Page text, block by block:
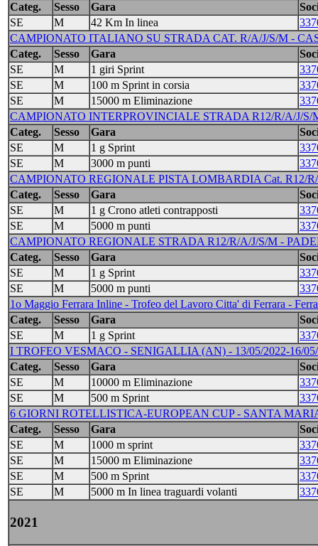
Categ.
Sesso Gara
SE
M 42 Km In linea
CAMPIONATO ITALIANO SU STRADA CAT. R/A/J/S/M -
Categ.
Sesso Gara
SE
M 1 giri Sprint
SE
M 100 m Sprint in corsia
SE
M 15000 m Eliminazione
CAMPIONATO INTERPROVINCIALE STRADA R12/R/A/J/S/
Categ.
Sesso Gara
SE
M 1 g Sprint
SE
M 3000 m punti
CAMPIONATO REGIONALE PISTA LOMBARDIA Cat. R12/
Categ.
Sesso Gara
SE
M 1 g Crono atleti contrapposti
SE
M 5000 m punti
CAMPIONATO REGIONALE STRADA R12/R/A/J/S/M -
Categ.
Sesso Gara
SE
M 1 g Sprint
SE
M 5000 m punti
1o Maggio Ferrara Inline - Trofeo del Lavoro Citta' di Ferrara -
Categ.
Sesso Gara
SE
M 1 g Sprint
I TROFEO VESMACO - SENIGALLIA (AN) - 13/05/2022-16/
Categ.
Sesso Gara
SE
M 10000 m Eliminazione
SE
M 500 m Sprint
6 GIORNI ROTELLISTICA-EUROPEAN CUP - SANTA
Categ.
Sesso Gara
SE
M 1000 m sprint
SE
M 15000 m Eliminazione
SE
M 500 m Sprint
SE
M 5000 m In linea traguardi volanti
2021